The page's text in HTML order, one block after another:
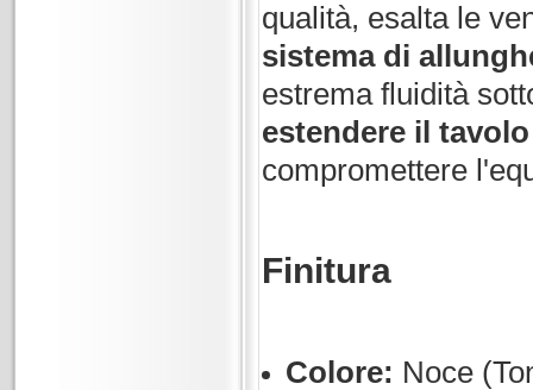
qualità, esalta le
sistema di
estrema fluidità
estendere il
compromettere
Finitura
Colore: Noce